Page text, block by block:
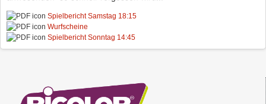
Spielbericht Samstag 18:15
Wurfscheine
Spielbericht Sonntag 14:45